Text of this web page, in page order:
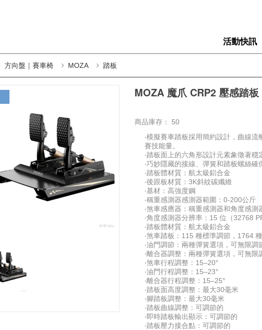
活動快訊
方向盤｜賽車椅 MOZA 踏板
MOZA 魔爪 CRP2 壓感踏
商品庫存：
50
‧模擬賽車踏板採用簡約設計，曲線
賽技能量。
‧踏板面上的六角形設計元素象徵著穩
‧巧妙隱藏的接線、彈簧和踏板螺絲確
‧踏板體材質：航太級鋁合金
‧後跟板材質：3K斜紋碳纖維
‧基材：高強度鋼
‧稱重感測器感測器範圍：0-200公斤
‧煞車感應器：稱重感測器和角度感測
‧角度感測器分辨率：15 位（32768
‧踏板體材質：航太級鋁合金
‧煞車踏板：115 種標準調節，1764
‧油門調節：兩種彈簧選項，可無限調
‧離合器調整：兩種彈簧選項，可無限
‧煞車行程調整：15–20°
‧油門行程調整：15–23°
‧離合器行程調整：15–25°
‧踏板面高度調整：最大30毫米
‧腳踏板調整：最大30毫米
‧踏板曲線調整：可調節的
‧即時踏板輸出顯示：可調節的
‧踏板壓力接合點：可調節的